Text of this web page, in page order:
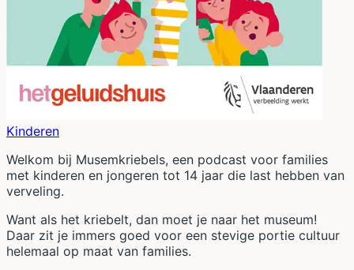
Kinderen
Welkom bij Musemkriebels, een podcast voor families
met kinderen en jongeren tot 14 jaar die last hebben van
verveling.
Want als het kriebelt, dan moet je naar het museum!
Daar zit je immers goed voor een stevige portie cultuur
helemaal op maat van families.